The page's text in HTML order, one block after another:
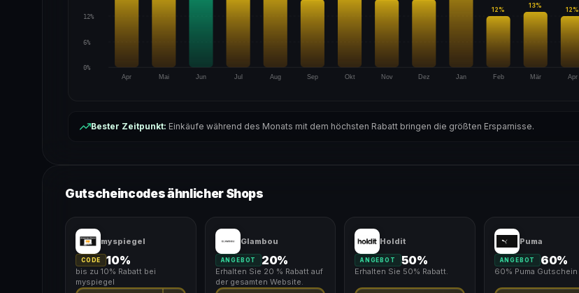
12%
6%
0%
Apr
Mai Jun Jul Aug Sep Okt Nov Dez Jan Feb
12%
Mär
13%
Apr
12%
Bester Zeitpunkt: Einkäufe während des Monats mit dem höchsten Rabatt bringen die größten Ersparnisse.
Gutscheincodes ähnlicher Shops
myspiegel
CODE 10%
bis zu 10% Rabatt bei
myspiegel
Glambou
ANGEBOT 20%
Erhalten Sie 20 % Rabatt auf
der gesamten Website.
Holdit
ANGEBOT 50%
Erhalten Sie 50% Rabatt.
Puma
ANGEBOT 60%
60% Puma Gutschein